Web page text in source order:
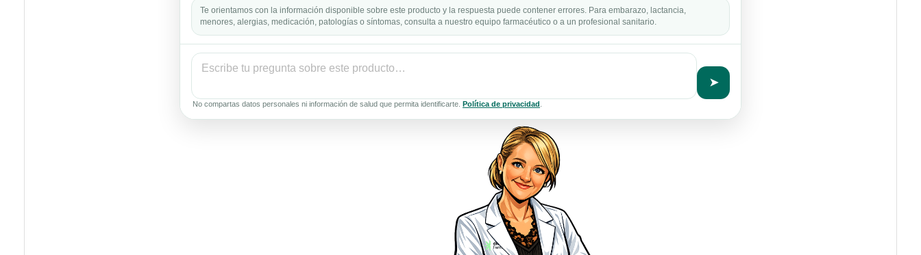
Te orientamos con la información disponible sobre este producto y la respuesta puede contener errores. Para embarazo, lactancia,
menores, alergias, medicación, patologías o síntomas, consulta a nuestro equipo farmacéutico o a un profesional sanitario.
➤
No compartas datos personales ni información de salud que permita identificarte. Política de privacidad